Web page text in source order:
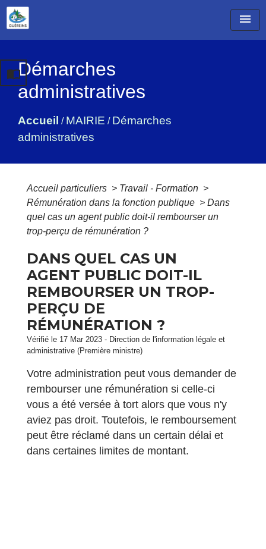
menu
Démarches
administratives
Accueil / MAIRIE / Démarches
administratives
import_contacts
Accueil particuliers > Travail - Formation >
Rémunération dans la fonction publique > Dans
quel cas un agent public doit-il rembourser un
trop-perçu de rémunération ?
DANS QUEL CAS UN
AGENT PUBLIC DOIT-IL
REMBOURSER UN TROP-
PERÇU DE
RÉMUNÉRATION ?
Vérifié le 17 Mar 2023 - Direction de l'information légale et
administrative (Première ministre)
Votre administration peut vous demander de
rembourser une rémunération si celle-ci
vous a été versée à tort alors que vous n'y
aviez pas droit. Toutefois, le remboursement
peut être réclamé dans un certain délai et
dans certaines limites de montant.